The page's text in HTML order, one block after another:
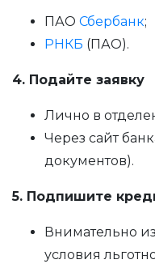
ПАО Сбербанк;
РНКБ (ПАО).
4. Подайте заявку
Лично в
Через сайт
документов).
5. Подпишите
Внимательно
условия